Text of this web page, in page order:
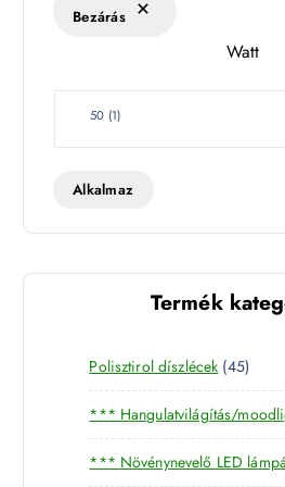
Bezárás
Watt
W
t
50 (1)
Alkalmaz
Termék
Polisztirol díszlécek 454
5
t
e
r
*** Hangulatvilágítás/
*** Növénynevelő LED